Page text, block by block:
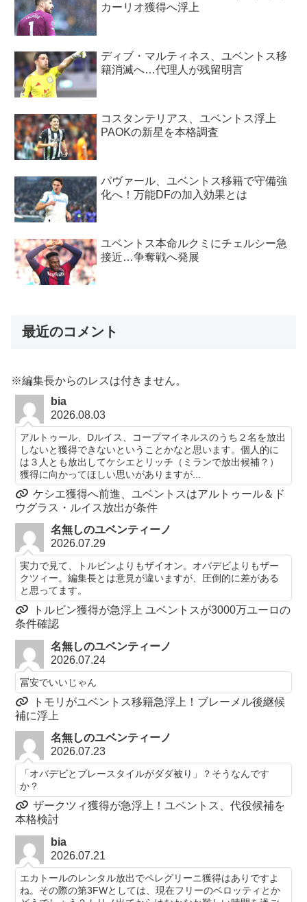
カーリオ獲得へ浮上
ディブ・マルティネス、ユベントス移
籍消滅へ…代理人が残留明言
コスタンテリアス、ユベントス浮上
PAOKの新星を本格調査
パヴァール、ユベントス移籍で守備強
化へ！万能DFの加入効果とは
ユベントス本命ルクミにチェルシー急
接近…争奪戦へ発展
最近のコメント
※編集長からのレスは付きません。
bia
2026.08.03
アルトゥール、Dルイス、コープマイネルスのうち２名を放出
しないと獲得できないということかなと思います。個人的に
は３人とも放出してケシエとリッチ（ミランで放出候補？）
獲得に向かってほしい思いがありますが...
ケシエ獲得へ前進、ユベントスはアルトゥール＆ド
ウグラス・ルイス放出が条件
名無しのユベンティーノ
2026.07.29
実力で見て、トルビンよりもザイオン。オバデビよりもザー
クツィー。編集長とは意見が違いますが、圧倒的に差がある
と思ってます。
トルビン獲得が急浮上 ユベントスが3000万ユーロの
条件確認
名無しのユベンティーノ
2026.07.24
冨安でいいじゃん
トモリがユベントス移籍急浮上！ブレーメル後継候
補に浮上
名無しのユベンティーノ
2026.07.23
「オバデビとプレースタイルがダダ被り」？そうなんです
か？
ザークツィ獲得が急浮上！ユベントス、代役候補を
本格検討
bia
2026.07.21
エカトールのレンタル放出でペレグリーニ獲得はありですよ
ね。その際の第3FWとしては、現在フリーのベロッティとか